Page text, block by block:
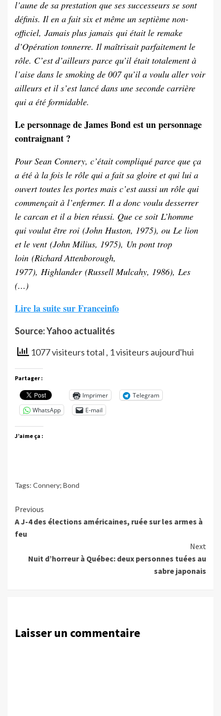
l’aune de sa prestation que ses successeurs se sont
définis. Il en a fait six et même un septième non-
officiel, Jamais plus jamais qui était le remake
d’Opération tonnerre. Il maîtrisait parfaitement le
rôle. C’est d’ailleurs parce qu’il était totalement à
l’aise dans le smoking de 007 qu’il a voulu aller voir
ailleurs et il s’est lancé dans une seconde carrière
qui a été formidable.
Le personnage de James Bond est un personnage
contraignant ?
Pour Sean Connery, c’était compliqué parce que ça
a été à la fois le rôle qui a fait sa gloire et qui lui a
ouvert toutes les portes mais c’est aussi un rôle qui
commençait à l’enfermer. Il a donc voulu desserrer
le carcan et il a bien réussi. Que ce soit L’homme
qui voulut être roi (John Huston, 1975), ou Le lion
et le vent (John Milius, 1975), Un pont trop
loin (Richard Attenborough,
1977), Highlander (Russell Mulcahy, 1986), Les
(…)
Lire la suite sur Franceinfo
Source: Yahoo actualités
1077 visiteurs total , 1 visiteurs aujourd'hui
Partager :
Imprimer
Telegram
WhatsApp
E-mail
J’aime ça :
Tags: Connery; Bond
Continue
Reading
Previous
A J-4 des élections américaines, ruée sur les armes à
feu
Next
Nuit d’horreur à Québec: deux personnes tuées au
sabre japonais
Laisser un commentaire